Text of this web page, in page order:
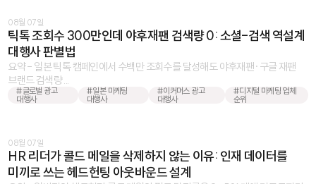
08월 07일
틱톡 조회수 300만인데 야후재팬 검색량 0: 소셜-검색 역설계
대행사 판별법
요약 - 일본 틱톡 캠페인에서 수백만 조회수를 달성해도 야후재팬·구글 재팬
브랜드 검색량 ...
#글로벌 광고
대행사
#일본 마케팅
대행사
#이커머스 광고
대행사
#디지털 마케팅 업체
순위
08월 07일
HR 리더가 콜드 메일을 삭제하지 않는 이유: 인재 데이터를
미끼로 쓰는 헤드헌팅 아웃바운드 설계